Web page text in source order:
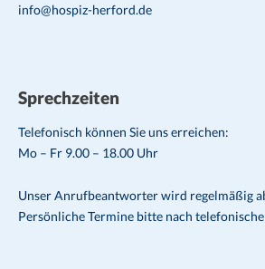
info@hospiz-herford.de
Sprechzeiten
Telefonisch können Sie uns erreichen:
Mo – Fr 9.00 – 18.00 Uhr
Unser Anrufbeantworter wird regelmäßig
Persönliche Termine bitte nach